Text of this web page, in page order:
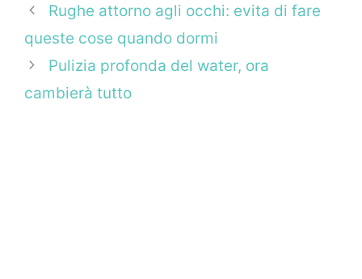
Rughe attorno agli occhi: evita di fare
queste cose quando dormi
Pulizia profonda del water, ora
cambierà tutto